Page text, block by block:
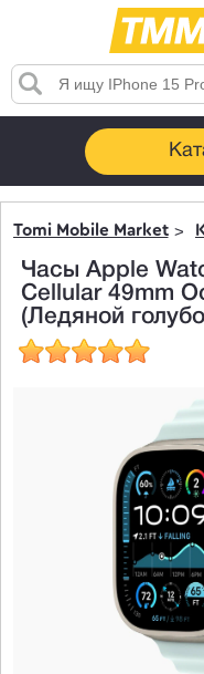
Tomi Mobile Market
Часы Apple
Cellular 49mm
(Ледяной